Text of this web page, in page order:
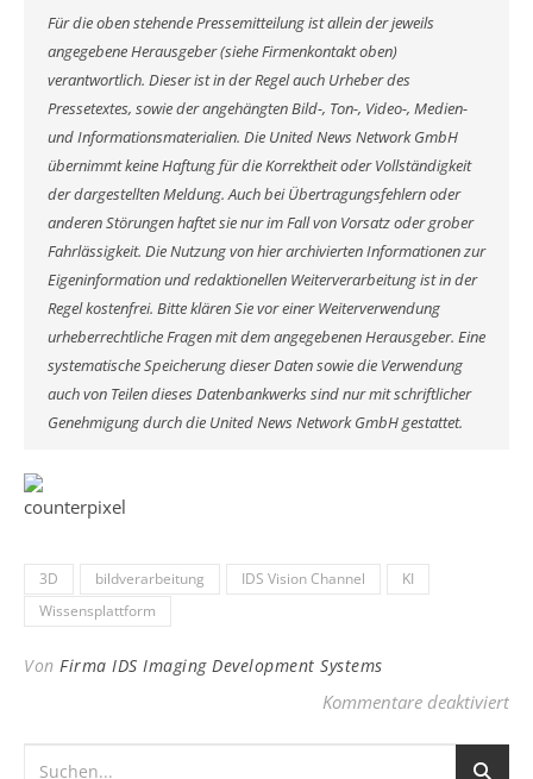
Für die oben stehende Pressemitteilung ist allein der jeweils
angegebene Herausgeber (siehe Firmenkontakt oben)
verantwortlich. Dieser ist in der Regel auch Urheber des
Pressetextes, sowie der angehängten Bild-, Ton-, Video-, Medien-
und Informationsmaterialien. Die United News Network GmbH
übernimmt keine Haftung für die Korrektheit oder Vollständigkeit
der dargestellten Meldung. Auch bei Übertragungsfehlern oder
anderen Störungen haftet sie nur im Fall von Vorsatz oder grober
Fahrlässigkeit. Die Nutzung von hier archivierten Informationen zur
Eigeninformation und redaktionellen Weiterverarbeitung ist in der
Regel kostenfrei. Bitte klären Sie vor einer Weiterverwendung
urheberrechtliche Fragen mit dem angegebenen Herausgeber. Eine
systematische Speicherung dieser Daten sowie die Verwendung
auch von Teilen dieses Datenbankwerks sind nur mit schriftlicher
Genehmigung durch die United News Network GmbH gestattet.
3D bildverarbeitung IDS Vision Channel
KI
Wissensplattform
Von Firma IDS Imaging Development Systems
Kommentare deaktiviertfür